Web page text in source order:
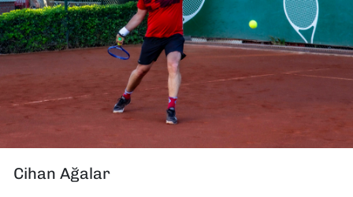
Cihan Ağalar